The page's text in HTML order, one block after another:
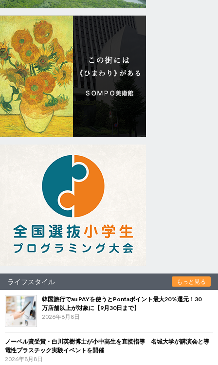
ライフスタイル もっと見る
韓国旅行でau PAYを使うとPontaポイント最大20％還元！30
万店舗以上が対象に【9月30日まで】
2026年8月8日
ノーベル賞受賞・白川英樹博士が小中高生を直接指導 名城大学が講演会と導
電性プラスチック実験イベントを開催
2026年8月8日